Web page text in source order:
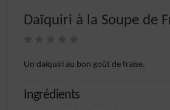
Daïquiri à la Soupe de
Un daïquiri au bon goût de fraise.
Ingrédients